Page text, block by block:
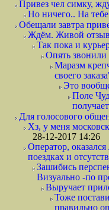
Привез чел симку,
Но ничего.. На
Обещали завтра
Ждём. Живой
Так пока и
Опять звонили
Маразм
своего
Это
Поле
Для голосового
Хз, у меня
28-12-2017 14:26
Оператор,
поездках и
Зашибись
Визуально -по
Выручает
Тоже
правильно